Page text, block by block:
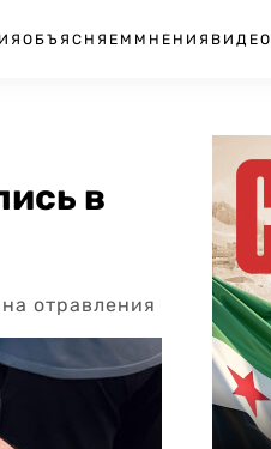
ОБЪЯСНЯЕМ МНЕНИЯ ВИДЕО
в
отравления